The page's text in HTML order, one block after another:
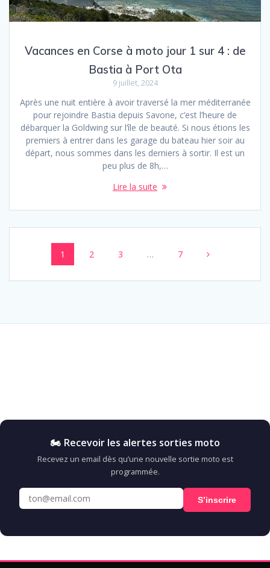
Vacances en Corse à moto jour 1 sur 4 : de
Bastia à Port Ota
9 juillet, 2024
Après une nuit entière à avoir traversé la mer méditerranée
pour rejoindre Bastia depuis Savone, c’est l’heure de
débarquer la Goldwing sur l’île de beauté. Si nous étions les
premiers à entrer dans les garage du bateau hier soir au
départ, nous sommes dans les derniers à sortir. Il est un
peu plus de 8h,…
Lire la suite
Posts
navigation
Page
1 Page
2 Page
3 … Page
7
🏍️ Recevoir les alertes sorties moto
Recevez un email dès qu’une nouvelle sortie moto est
programmée.
S’inscrire